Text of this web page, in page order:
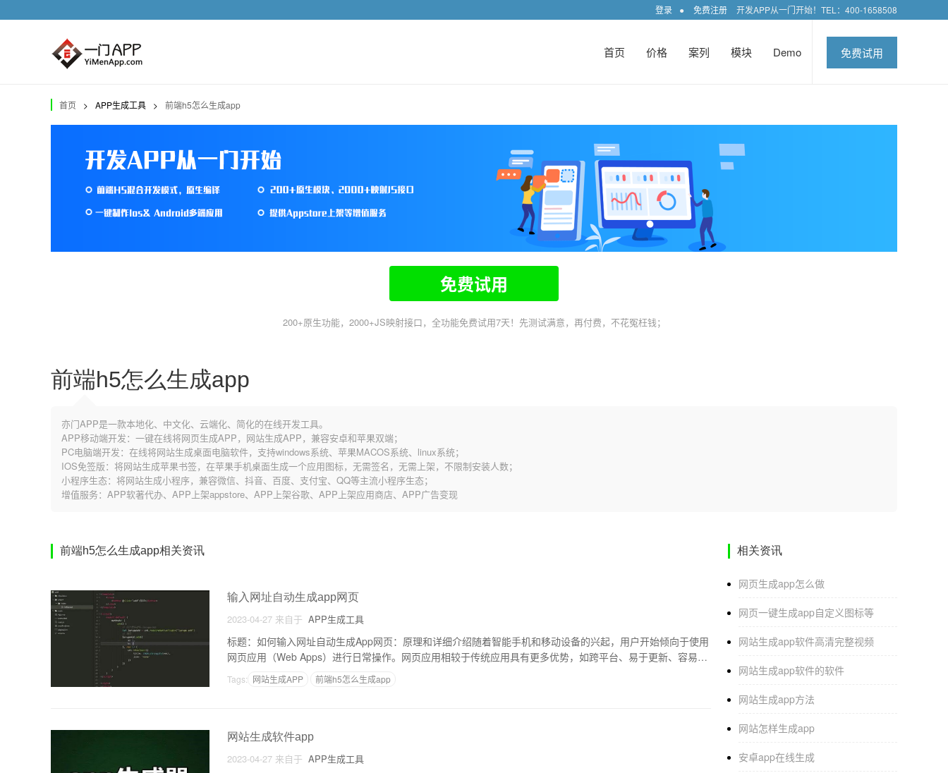
登录 ● 免费注册 开发APP从一门开始！TEL：400-1658508
首页 价格 案列 模块 Demo 免费试用
首页 > APP生成工具 > 前端h5怎么生成app
免费试用
200+原生功能，2000+JS映射接口，全功能免费试用7天！先测试满意，再付费，不花冤枉钱；
前端h5怎么生成app
亦门APP是一款本地化、中文化、云端化、简化的在线开发工具。
APP移动端开发：一键在线将网页生成APP，网站生成APP，兼容安卓和苹果双端；
PC电脑端开发：在线将网站生成桌面电脑软件，支持windows系统、苹果MACOS系统、linux系统；
IOS免签版：将网站生成苹果书签，在苹果手机桌面生成一个应用图标，无需签名，无需上架，不限制安装人数；
小程序生态：将网站生成小程序，兼容微信、抖音、百度、支付宝、QQ等主流小程序生态；
增值服务：APP软著代办、APP上架appstore、APP上架谷歌、APP上架应用商店、APP广告变现
前端h5怎么生成app相关资讯
输入网址自动生成app网页
2023-04-27 来自于 APP生成工具
标题：如何输入网址自动生成App网页：原理和详细介绍随着智能手机和移动设备的兴起，用户开始倾向于使用
网页应用（Web Apps）进行日常操作。网页应用相较于传统应用具有更多优势，如跨平台、易于更新、容易维
护等。为了满足这一需求，许多开发者都希望快速将现有的
Tags: 网站生成APP 前端h5怎么生成app
网站生成软件app
2023-04-27 来自于 APP生成工具
相关资讯
网页生成app怎么做
网页一键生成app自定义图标等
网站生成app软件高清完整视频
网站生成app软件的软件
网站生成app方法
网站怎样生成app
安卓app在线生成